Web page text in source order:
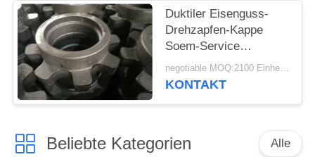
Duktiler Eisenguss-
Drehzapfen-Kappe
Soem-Service
verfügbar
negotiable MOQ:2100 Einheiten
KONTAKT
Beliebte Kategorien Alle